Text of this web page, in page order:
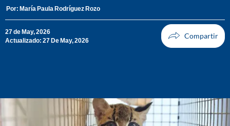
Por: María Paula Rodríguez Rozo
27 de May, 2026
Actualizado: 27 De May, 2026